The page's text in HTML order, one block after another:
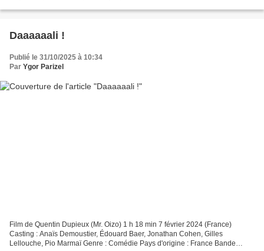
Daaaaaali !
Publié le 31/10/2025 à 10:34
Par Ygor Parizel
Film de Quentin Dupieux (Mr. Oizo) 1 h 18 min 7 février 2024 (France)
Casting : Anaïs Demoustier, Édouard Baer, Jonathan Cohen, Gilles
Lellouche, Pio Marmaï Genre : Comédie Pays d'origine : France Bande